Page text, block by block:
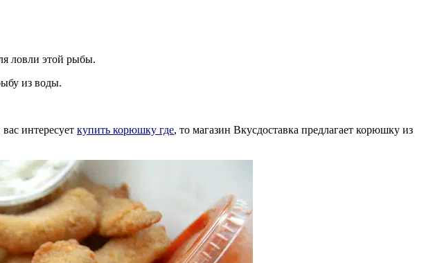
ловли этой рыбы.
из воды.
интересует купить корюшку где, то магазин Вкусдоставка предлагает корюшку из